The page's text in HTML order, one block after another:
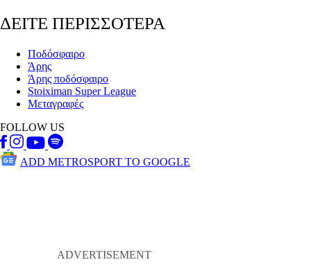
ΔΕΙΤΕ ΠΕΡΙΣΣΟΤΕΡΑ
Ποδόσφαιρο
Άρης
Άρης ποδόσφαιρο
Stoiximan Super League
Μεταγραφές
FOLLOW US
ADD METROSPORT TO GOOGLE